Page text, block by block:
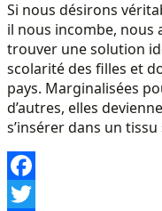
Si nous désirons
il nous incombe, nous
trouver une solution
scolarité des filles et
pays. Marginalisées
d’autres, elles
s’insérer dans un
Facebook